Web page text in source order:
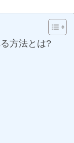
方法とは?